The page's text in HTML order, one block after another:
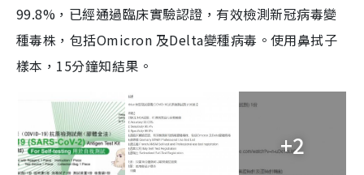
99.8%，已經通過臨床實驗認證，有效檢測新冠病毒變
種毒株，包括Omicron 及Delta變種病毒。使用鼻拭子
樣本，15分鐘知結果。
+2